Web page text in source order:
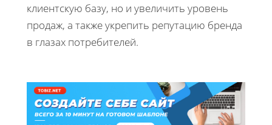
клиентскую базу, но и увеличить уровень
продаж, а также укрепить репутацию бренда
в глазах потребителей.